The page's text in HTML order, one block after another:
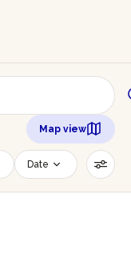
Map view
Date